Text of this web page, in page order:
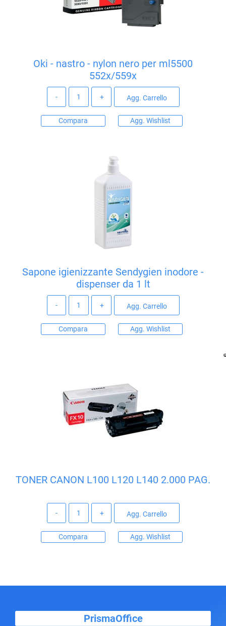
Oki - nastro - nylon nero per ml5500
552x/559x
Agg. Carrello
Compara Agg. Wishlist
Sapone igienizzante Sendygien inodore -
dispenser da 1 lt
Agg. Carrello
Compara Agg. Wishlist
TONER CANON L100 L120 L140 2.000 PAG.
Agg. Carrello
Compara Agg. Wishlist
PrismaOffice